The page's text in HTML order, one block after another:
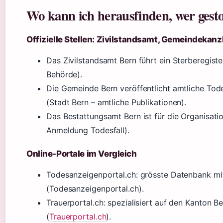
Wo kann ich herausfinden, wer
Offizielle Stellen: Zivilstandsamt,
Das Zivilstandsamt Bern führt ein
Behörde).
Die Gemeinde Bern veröffentlicht amtliche
(Stadt Bern – amtliche Publikationen).
Das Bestattungsamt Bern ist für die
Anmeldung Todesfall).
Online-Portale im Vergleich
Todesanzeigenportal.ch: grösste Datenbank
(Todesanzeigenportal.ch).
Trauerportal.ch: spezialisiert auf den Kanton
(Trauerportal.ch).